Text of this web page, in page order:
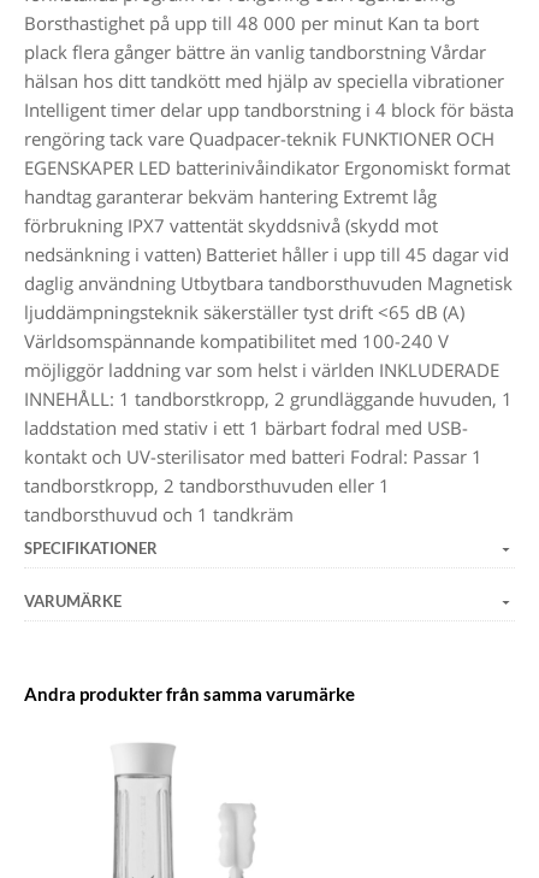
Borsthastighet på upp till 48 000 per minut Kan ta bort
plack flera gånger bättre än vanlig tandborstning Vårdar
hälsan hos ditt tandkött med hjälp av speciella vibrationer
Intelligent timer delar upp tandborstning i 4 block för bästa
rengöring tack vare Quadpacer-teknik FUNKTIONER OCH
EGENSKAPER LED batterinivåindikator Ergonomiskt format
handtag garanterar bekväm hantering Extremt låg
förbrukning IPX7 vattentät skyddsnivå (skydd mot
nedsänkning i vatten) Batteriet håller i upp till 45 dagar vid
daglig användning Utbytbara tandborsthuvuden Magnetisk
ljuddämpningsteknik säkerställer tyst drift <65 dB (A)
Världsomspännande kompatibilitet med 100-240 V
möjliggör laddning var som helst i världen INKLUDERADE
INNEHÅLL: 1 tandborstkropp, 2 grundläggande huvuden, 1
laddstation med stativ i ett 1 bärbart fodral med USB-
kontakt och UV-sterilisator med batteri Fodral: Passar 1
tandborstkropp, 2 tandborsthuvuden eller 1
tandborsthuvud och 1 tandkräm
SPECIFIKATIONER
VARUMÄRKE
Andra produkter från samma varumärke